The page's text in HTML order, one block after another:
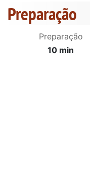
Preparação
Preparação
10 min